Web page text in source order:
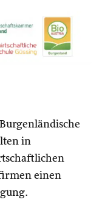
in
einen